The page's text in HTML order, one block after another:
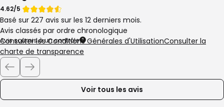
Note
de
4.62/5 Note
de
4.62
étoiles
sur
5
Basé sur 227 avis sur les 12 derniers mois.
Avis classés par ordre chronologique
Avis soumis à un contrôle
Consulter les Conditions Générales d'UtilisationConsulter la
charte de transparence
Navigation
de
la
Voir tous les avis